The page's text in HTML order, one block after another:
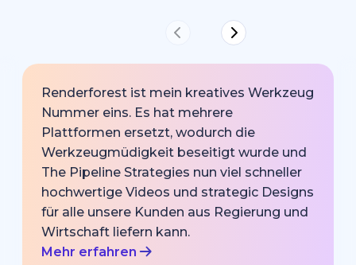
Renderforest ist mein kreatives Werkzeug
Nummer eins. Es hat mehrere
Plattformen ersetzt, wodurch die
Werkzeugmüdigkeit beseitigt wurde und
The Pipeline Strategies nun viel schneller
hochwertige Videos und strategic Designs
für alle unsere Kunden aus Regierung und
Wirtschaft liefern kann.
Mehr erfahren